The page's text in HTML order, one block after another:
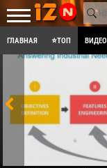
ГЛАВНАЯ ⭐ТОП ВИДЕО